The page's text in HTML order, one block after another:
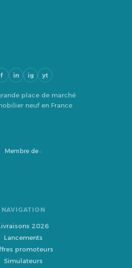
f in ig yt
place de marché
neuf en France
Membre de :
NAVIGATION
2026
Lancements
promoteurs
Simulateurs